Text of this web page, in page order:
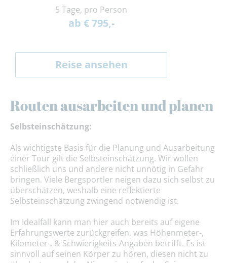
5 Tage, pro Person
ab € 795,-
Reise ansehen
Routen ausarbeiten und planen
Selbsteinschätzung:
Als wichtigste Basis für die Planung und Ausarbeitung
einer Tour gilt die Selbsteinschätzung. Wir wollen
schließlich uns und andere nicht unnötig in Gefahr
bringen. Viele Bergsportler neigen dazu sich selbst zu
überschätzen, weshalb eine reflektierte
Selbsteinschätzung zwingend notwendig ist.
Im Idealfall kann man hier auch bereits auf eigene
Erfahrungswerte zurückgreifen, was Höhenmeter-,
Kilometer-, & Schwierigkeits-Angaben betrifft. Es ist
sinnvoll auf seinen Körper zu hören, diesen nicht zu